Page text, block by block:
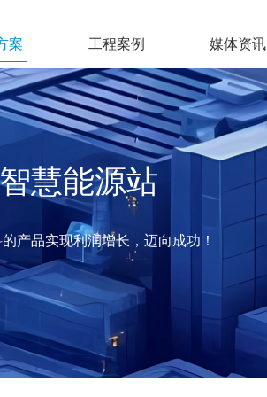
案 工程案例 媒体资讯
慧能源站
产品实现利润增长，迈向成功！